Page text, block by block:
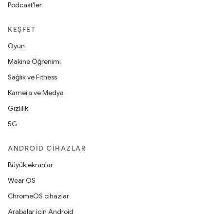
Podcast'ler
KEŞFET
Oyun
Makine Öğrenimi
Sağlık ve Fitness
Kamera ve Medya
Gizlilik
5G
ANDROID CIHAZLAR
Büyük ekranlar
Wear OS
ChromeOS cihazlar
Arabalar için Android